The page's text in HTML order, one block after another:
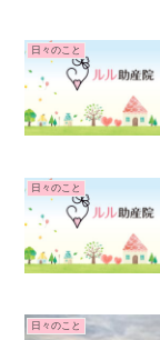
日々のこと
日々のこと
日々のこと